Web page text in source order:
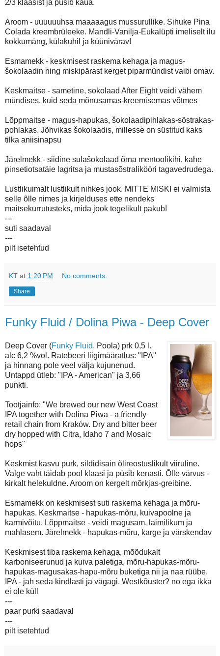
2/3 klaasist ja püsib kaua.
Aroom - uuuuuuhsa maaaaagus mussurullike. Sihuke Pina
Colada kreembrüleeke. Mandli-Vanilja-Eukalüpti imeliselt ilu
kokkumäng, külakuhil ja küünivärav!
Esmamekk - keskmisest raskema kehaga ja magus-
šokolaadin ning miskipärast kerget piparmündist vaibi omav.
Keskmaitse - sametine, sokolaad After Eight veidi vähem
mündises, kuid seda mõnusamas-kreemisemas võtmes
Lõppmaitse - magus-hapukas, šokolaadipihlakas-sõstrakas-
pohlakas. Jõhvikas šokolaadis, millesse on süstitud kaks
tilka aniisinapsu
Järelmekk - siidine sulašokolaad õrna mentoolikihi, kahe
pinsetiotsatäie lagritsa ja mustasõstralikööri tagavedrudega.
Lustlikuimalt lustlikult nihkes jook. MITTE MISKI ei valmista
selle õlle nimes ja kirjelduses ette nendeks
maitsekurrutusteks, mida jook tegelikult pakub!
---
suti saadaval
---
pilt isetehtud
KT at 1:20 PM No comments:
Share
Funky Fluid / Dolina Piwa - Deep Cover
Deep Cover (Funky Fluid, Poola) prk 0,5 l.
alc 6,2 %vol. Ratebeeri liigimääratlus: "IPA"
ja hinnang pole veel välja kujunenud.
Untappd ütleb: "IPA - American" ja 3,66
punkti.
Tootjainfo: "We brewed our new West Coast
IPA together with Dolina Piwa - a friendly
retail chain from Kraków. Dry and bitter beer
dry hopped with Citra, Idaho 7 and Mosaic
hops"
Keskmist kasvu purk, sildidisain õlireostuslikult viiruline.
Valge vaht täidab pool klaasi ja püsib kenasti. Õlle värvus -
kirkalt helekuldne. Aroom on kergelt mõrkjas-greibine.
Esmamekk on keskmisest suti raskema kehaga ja mõru-
hapukas. Keskmaitse - hapukas-mõru, kuivapoolne ja
karmivõitu. Lõppmaitse - veidi magusam, laimilikum ja
mahlasem. Järelmekk - hapukas-mõru, karge ja värskendav
Keskmisest tiba raskema kehaga, mõõdukalt
karboniseerunud ja kuiva paletiga, mõru-hapukas-mõru-
hapukas-magusakas-hapu-mõru buketiga nii ja naa rüübe.
IPA - jah seda kindlasti ja vägagi. Westkõuster? no ega ikka
ei ole küll
---
paar purki saadaval
---
pilt isetehtud